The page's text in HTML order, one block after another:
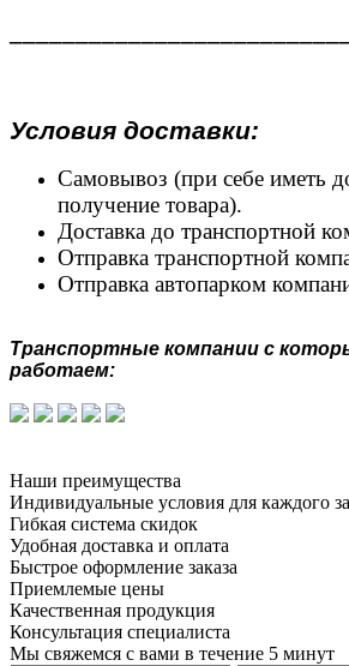
Условия доставки:
Самовывоз (при себе иметь
получение товара).
Доставка до транспортной
Отправка транспортной
Отправка автопарком
Транспортные компании с
работаем:
Наши преимущества
Индивидуальные условия для каждого
Гибкая система скидок
Удобная доставка и оплата
Быстрое оформление заказа
Приемлемые цены
Качественная продукция
Консультация специалиста
Мы свяжемся с вами в течение 5 минут